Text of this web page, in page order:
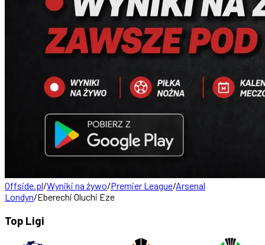
Offside.pl/Wyniki na żywo/Premier League/Arsenal
Londyn/Eberechi Oluchi Eze
Top Ligi